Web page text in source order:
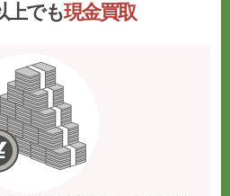
上でも現金買取